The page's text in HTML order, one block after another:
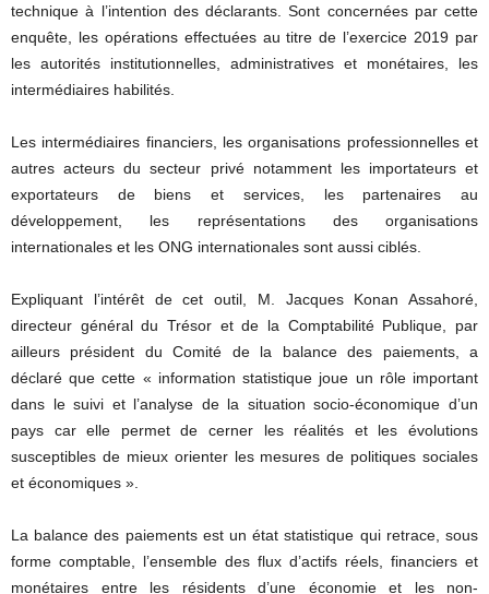
technique à l’intention des déclarants. Sont concernées par cette
enquête, les opérations effectuées au titre de l’exercice 2019 par
les autorités institutionnelles, administratives et monétaires, les
intermédiaires habilités.
Les intermédiaires financiers, les organisations professionnelles et
autres acteurs du secteur privé notamment les importateurs et
exportateurs de biens et services, les partenaires au
développement, les représentations des organisations
internationales et les ONG internationales sont aussi ciblés.
Expliquant l’intérêt de cet outil, M. Jacques Konan Assahoré,
directeur général du Trésor et de la Comptabilité Publique, par
ailleurs président du Comité de la balance des paiements, a
déclaré que cette « information statistique joue un rôle important
dans le suivi et l’analyse de la situation socio-économique d’un
pays car elle permet de cerner les réalités et les évolutions
susceptibles de mieux orienter les mesures de politiques sociales
et économiques ».
La balance des paiements est un état statistique qui retrace, sous
forme comptable, l’ensemble des flux d’actifs réels, financiers et
monétaires entre les résidents d’une économie et les non-